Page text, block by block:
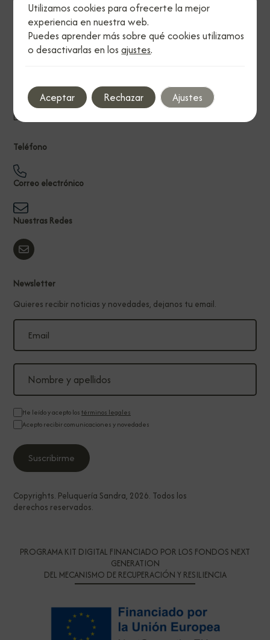
Política de cookies
Aviso legal
Declaración de accesibilidad
Teléfono
Correo electrónico
Nuestras Redes
Newsletter
Quieres recibir noticias y novedades, dejanos tu email.
He leído y acepto lostérminos legales
Acepto recibir comunicaciones y novedades
Copyrights. Peluquería Sandra, 2026. Todos los
derechos reservados.
PROGRAMA KIT DIGITAL FINANCIADO POR LOS FONDOS NEXT
GENERATION
DEL MECANISMO DE RECUPERACIÓN Y RESILIENCIA
Utilizamos cookies para ofrecerte la mejor
experiencia en nuestra web.
Puedes aprender más sobre qué cookies utilizamos
o desactivarlas en losajustes.
Aceptar Rechazar Ajustes